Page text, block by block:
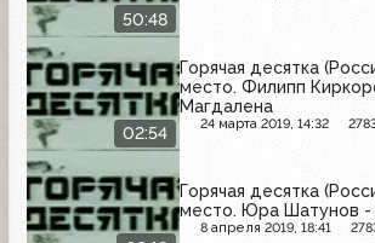
50:48
02:54
Горячая десятка
место. Филипп
Магдалена
24 марта 2019, 14:32
Горячая десятка
место. Юра Шатунов -
8 апреля 2019, 18:41